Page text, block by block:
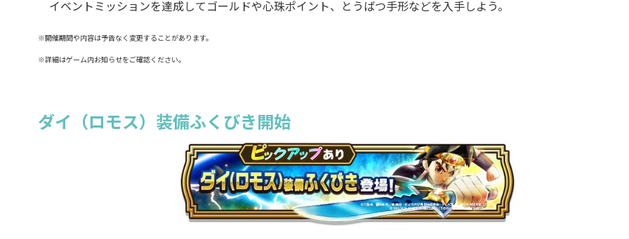
イベントミッションを達成してゴールドや心珠ポイント、とうばつ手形などを入手しよう。
※開催期間や内容は予告なく変更することがあります。
※詳細はゲーム内お知らせをご確認ください。
ダイ（ロモス）装備ふくびき開始